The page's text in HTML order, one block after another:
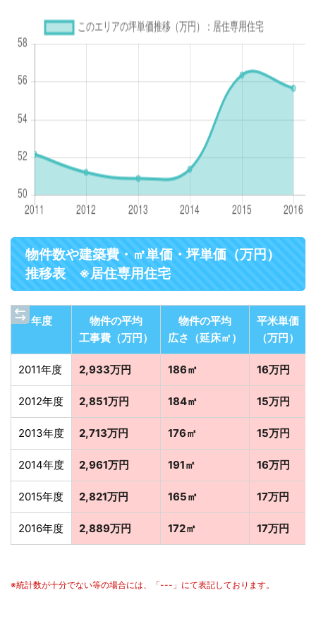
物件数や建築費・㎡単価・坪単価（万円）
推移表 ※居住専用住宅
年度
物件の平均
工事費（万円）
物件の平均
広さ（延床㎡）
平米単価
（万円）
2011年度 2,933万円 186㎡ 16万円
2012年度 2,851万円 184㎡ 15万円
2013年度 2,713万円 176㎡ 15万円
2014年度 2,961万円 191㎡ 16万円
2015年度 2,821万円 165㎡ 17万円
2016年度 2,889万円 172㎡ 17万円
※統計数が十分でない等の場合には、「---」にて表記しております。